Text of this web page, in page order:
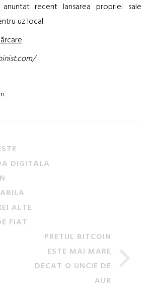
recent lansarea propriei sale
uz local.
DIGITALA
ALTE
FIAT
PRETUL BITCOIN
ESTE MAI MARE
DECAT O UNCIE DE
AUR